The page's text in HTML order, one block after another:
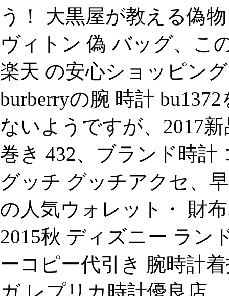
う！ 大黒屋が教える偽
ヴィトン 偽 バッグ、こ
楽天 の安心ショッピン
burberryの腕 時計
ないようですが、2017
巻き 432、ブランド時計
グッチ グッチアクセ、
の人気ウォレット・ 財
2015秋 ディズニー ラン
ーコピー代引き 腕時計
ガ レプリカ時計優良店